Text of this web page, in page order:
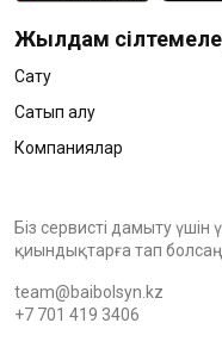
Жылдам
Сату
Сатып алу
Компаниялар
Біз сервисті дамыту
қиындықтарға тап
team@baibolsyn.kz
+7 701 419 3406